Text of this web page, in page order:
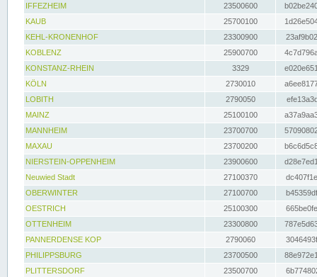
IFFEZHEIM
23500600
KAUB
25700100
KEHL-KRONENHOF
23300900
KOBLENZ
25900700
KONSTANZ-RHEIN
3329
KÖLN
2730010
LOBITH
2790050
MAINZ
25100100
MANNHEIM
23700700
MAXAU
23700200
NIERSTEIN-OPPENHEIM
23900600
Neuwied Stadt
27100370
OBERWINTER
27100700
OESTRICH
25100300
OTTENHEIM
23300800
PANNERDENSE KOP
2790060
PHILIPPSBURG
23700500
PLITTERSDORF
23500700